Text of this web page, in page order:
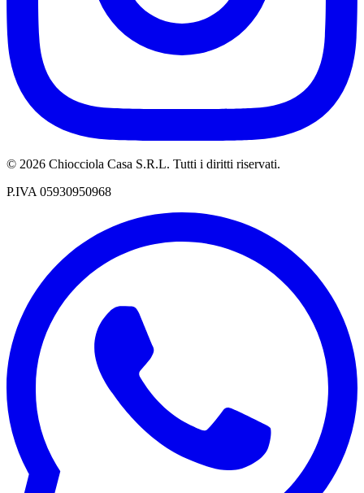
© 2026 Chiocciola Casa S.R.L. Tutti i diritti riservati.
P.IVA 05930950968